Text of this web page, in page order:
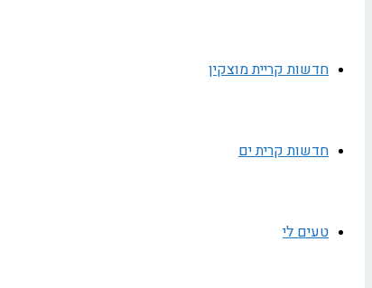
חדשות קריית מוצקין
חדשות קרית ים
טעים לי